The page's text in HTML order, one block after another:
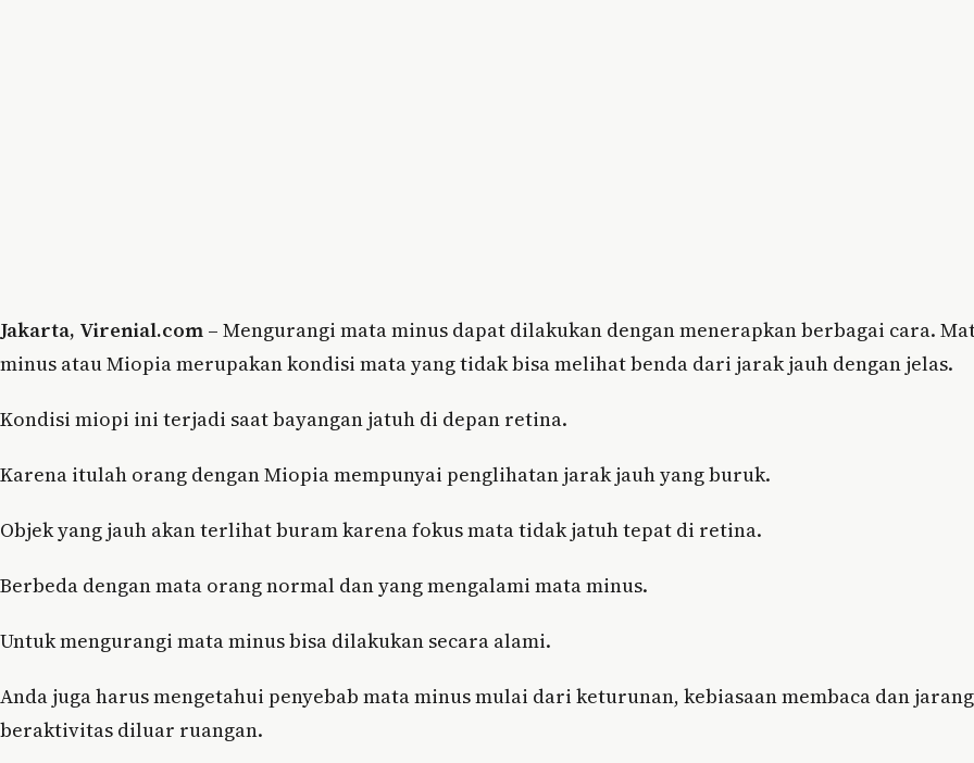
Jakarta, Virenial.com – Mengurangi mata minus dapat dilakukan dengan menerapkan berbagai cara.
minus atau Miopia merupakan kondisi mata yang tidak bisa melihat benda dari jarak jauh dengan jelas.
Kondisi miopi ini terjadi saat bayangan jatuh di depan retina.
Karena itulah orang dengan Miopia mempunyai penglihatan jarak jauh yang buruk.
Objek yang jauh akan terlihat buram karena fokus mata tidak jatuh tepat di retina.
Berbeda dengan mata orang normal dan yang mengalami mata minus.
Untuk mengurangi mata minus bisa dilakukan secara alami.
Anda juga harus mengetahui penyebab mata minus mulai dari keturunan, kebiasaan membaca dan jarang
beraktivitas diluar ruangan.